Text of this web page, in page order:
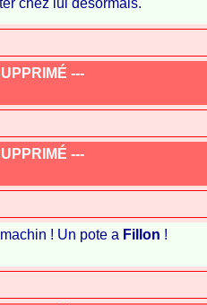
chez lui désormais.
---
---
! Un pote a Fillon !